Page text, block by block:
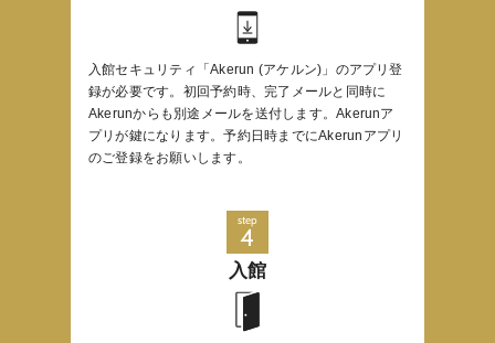
入館セキュリティ「Akerun (アケルン)」のアプリ登
録が必要です。初回予約時、完了メールと同時に
Akerunからも別途メールを送付します。Akerunア
プリが鍵になります。予約日時までにAkerunアプリ
のご登録をお願いします。
step
4
入館